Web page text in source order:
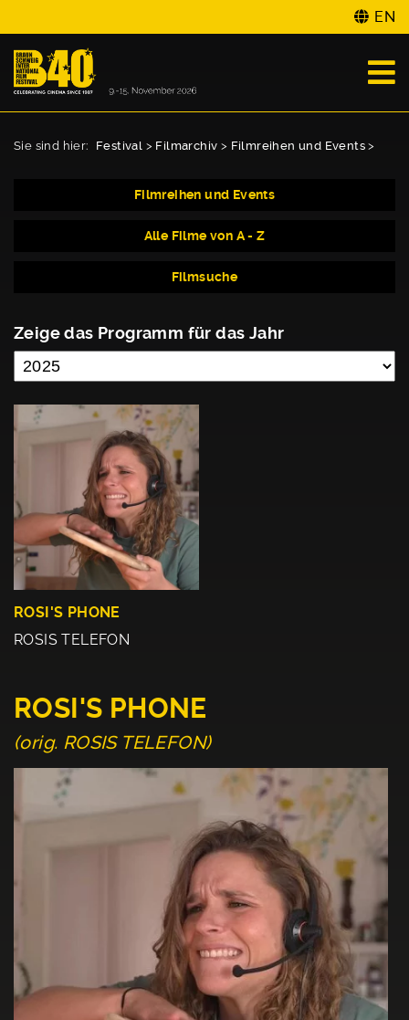
EN
Sie sind hier: Festival > Filmarchiv > Filmreihen und Events >
Filmreihen und Events
Alle Filme von A - Z
Filmsuche
Zeige das Programm für das Jahr
ROSI'S PHONE
ROSIS TELEFON
ROSI'S PHONE
(orig. ROSIS TELEFON)